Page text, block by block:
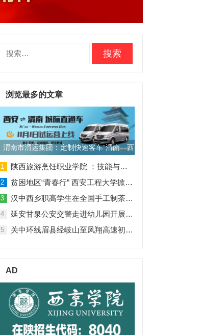
浏览最多的文章
渭南市渭运集团：定制快速客车“渭南—西安”11月1日试运营
1 陕西旅游烹饪职业学院 ：技能与理论并行 人才与企业共赢
2 贫困地区“青春行” 西安工程大学掀起“扶贫热”
3 汉中西乡职高学生在全国手工制茶大赛中创佳绩
4 延安甘泉公安交警走进幼儿园开展交通安全专题讲座活动
5 关中环线眉县经岐山至凤翔高速初步设计获批！
AD